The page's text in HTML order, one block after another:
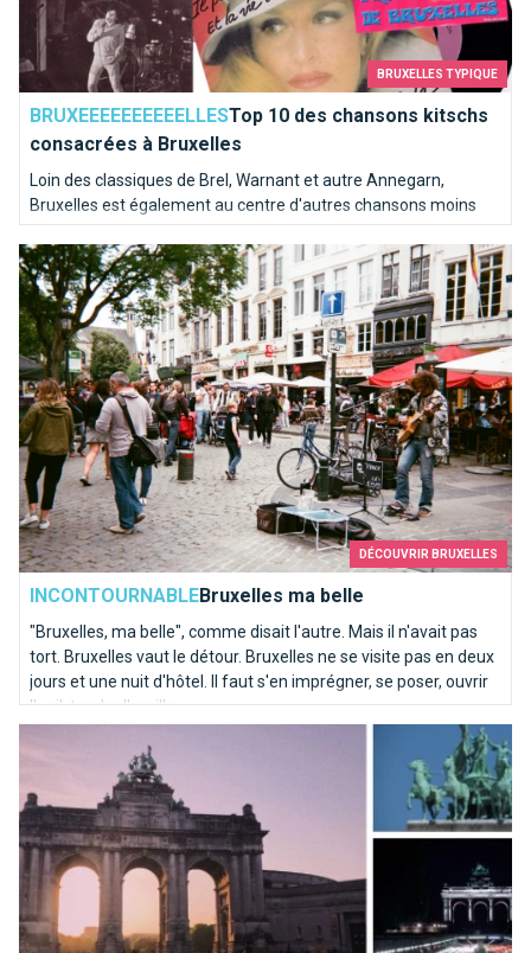
BRUXELLES TYPIQUE
BRUXEEEEEEEEEELLESTop 10 des chansons kitschs
consacrées à Bruxelles
Loin des classiques de Brel, Warnant et autre Annegarn,
Bruxelles est également au centre d'autres chansons moins
connues. Nous avons poussé une pièce dans le juke-box de la
capitale de l'Europe pour en sortir les mélodies les plus kitschs.
DÉCOUVRIR BRUXELLES
INCONTOURNABLEBruxelles ma belle
"Bruxelles, ma belle", comme disait l'autre. Mais il n'avait pas
tort. Bruxelles vaut le détour. Bruxelles ne se visite pas en deux
jours et une nuit d'hôtel. Il faut s'en imprégner, se poser, ouvrir
l'oeil, tendre l'oreille.
Bruxelles ma belle